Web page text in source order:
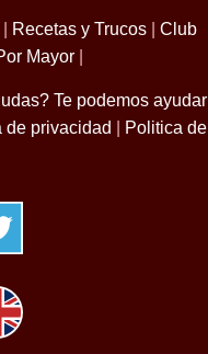
Recetas y Trucos
Club
Mayor
Te podemos ayudar
de privacidad
Politica de